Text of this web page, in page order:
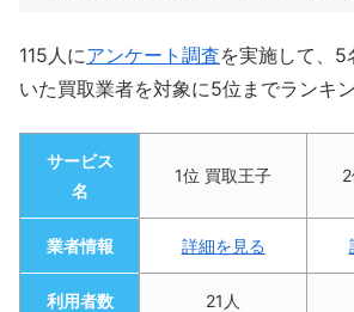
115人にアンケート調査を実施して、
いた買取業者を対象に5位までランキ
サービス
名
1位 買取王子
業者情報 詳細を見る
利用者数 21人